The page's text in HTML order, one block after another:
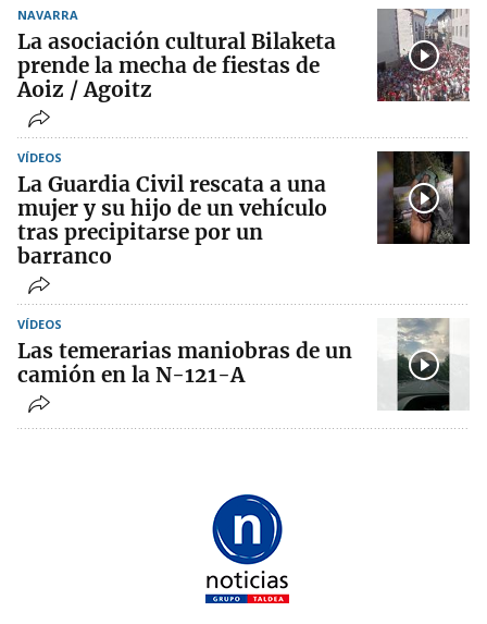
NAVARRA
La asociación cultural Bilaketa
prende la mecha de fiestas de
Aoiz / Agoitz
VÍDEOS
La Guardia Civil rescata a una
mujer y su hijo de un vehículo
tras precipitarse por un
barranco
VÍDEOS
Las temerarias maniobras de un
camión en la N-121-A